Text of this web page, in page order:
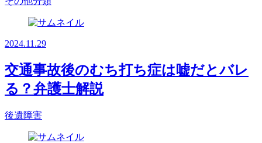
2024.11.29
交通事故後のむち打ち症は嘘だとバレ
る？弁護士解説
後遺障害